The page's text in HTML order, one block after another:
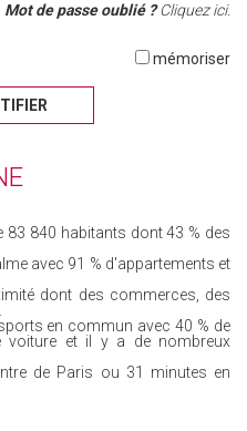
Mot de passe oublié ?Cliquez ici.
mémoriser
83 840 habitants dont 43 % des
avec 91 % d'appartements et
dont des commerces, des
en commun avec 40 % de
voiture et il y a de nombreux
de Paris ou 31 minutes en